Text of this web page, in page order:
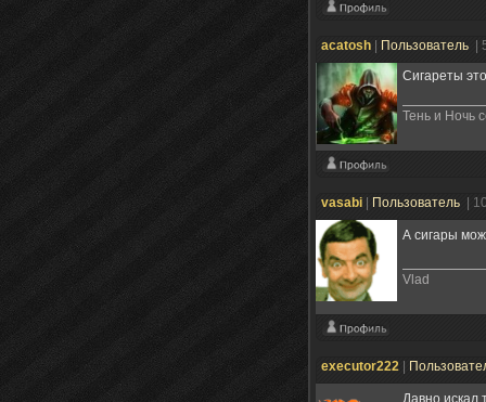
acatosh Пользователь
|
Сигареты
Тень и Ночь
vasabi Пользователь |
А сигары
Vlad
executor222
Давно искал